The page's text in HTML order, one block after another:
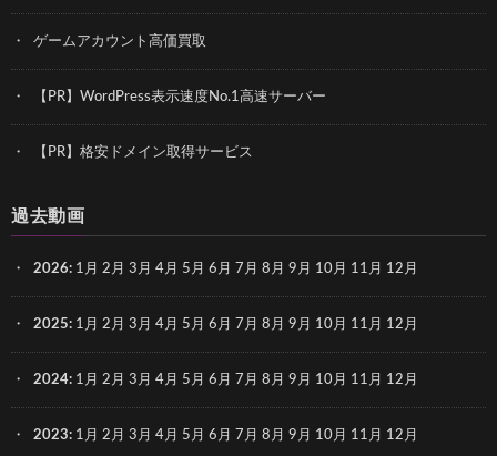
ゲームアカウント高価買取
【PR】WordPress表示速度No.1高速サーバー
【PR】格安ドメイン取得サービス
過去動画
2026: 1月 2月 3月 4月 5月 6月 7月 8月 9月 10月 11月 12月
2025: 1月 2月 3月 4月 5月 6月 7月 8月 9月 10月 11月 12月
2024: 1月 2月 3月 4月 5月 6月 7月 8月 9月 10月 11月 12月
2023: 1月 2月 3月 4月 5月 6月 7月 8月 9月 10月 11月 12月